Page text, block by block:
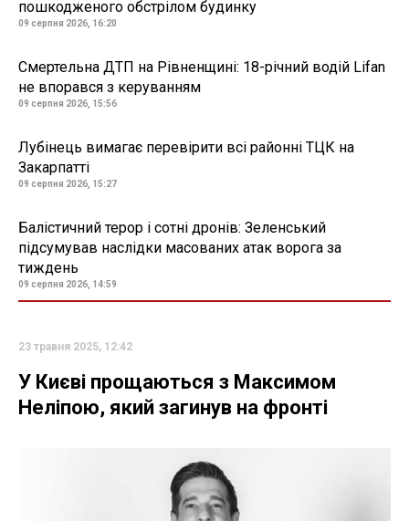
пошкодженого обстрілом будинку
09 серпня 2026, 16:20
Смертельна ДТП на Рівненщині: 18-річний водій Lifan
не впорався з керуванням
09 серпня 2026, 15:56
Лубінець вимагає перевірити всі районні ТЦК на
Закарпатті
09 серпня 2026, 15:27
Балістичний терор і сотні дронів: Зеленський
підсумував наслідки масованих атак ворога за
тиждень
09 серпня 2026, 14:59
23 травня 2025, 12:42
У Києві прощаються з Максимом
Неліпою, який загинув на фронті